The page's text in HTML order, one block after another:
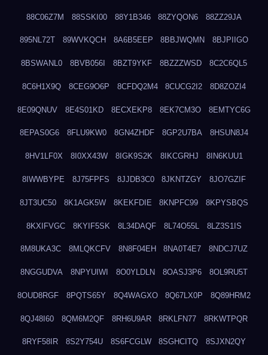
88C06Z7M 88SSKI00 88Y1B346 88ZYQON6 88ZZ29JA
895NL72T 89WVKQCH 8A6B5EEP 8BBJWQMN 8BJPIIGO
8BSWANL0 8BVB056I 8BZT9YKF 8BZZZWSD 8C2C6QL5
8C6H1X9Q 8CEG9O6P 8CFDQ2M4 8CUCG2I2 8D8ZOZI4
8E09QNUV 8E4S01KD 8ECXEKP8 8EK7CM3O 8EMTYC6G
8EPAS0G6 8FLU9KW0 8GN4ZHDF 8GP2U7BA 8HSUN8J4
8HV1LF0X 8I0XX43W 8IGK9S2K 8IKCGRHJ 8IN6KUU1
8IWWBYPE 8J75FPFS 8JJDB3C0 8JKNTZGY 8JO7GZIF
8JT3UC50 8K1AGK5W 8KEKFDIE 8KNPFC99 8KPYSBQS
8KXIFVGC 8KYIF5SK 8L34DAQF 8L74O55L 8LZ3S1IS
8M8UKA3C 8MLQKCFV 8N8F04EH 8NA0T4E7 8NDCJ7UZ
8NGGUDVA 8NPYUIWI 8O0YLDLN 8OASJ3P6 8OL9RU5T
8OUD8RGF 8PQTS65Y 8Q4WAGXO 8Q67LX0P 8Q89HRM2
8QJ48I60 8QM6M2QF 8RH6U9AR 8RKLFN77 8RKWTPQR
8RYF58IR 8S2Y754U 8S6FCGLW 8SGHCITQ 8SJXN2QY